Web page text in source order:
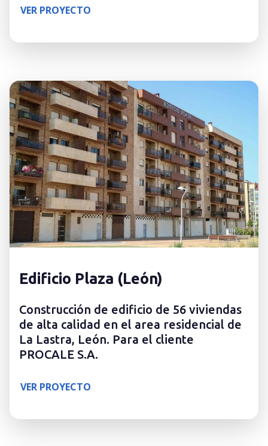
VER PROYECTO
Edificio Plaza (León)
Construcción de edificio de 56 viviendas
de alta calidad en el area residencial de
La Lastra, León. Para el cliente
PROCALE S.A.
VER PROYECTO